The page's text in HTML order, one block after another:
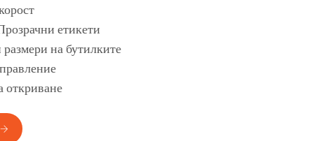
етикети
на бутилките
откриване